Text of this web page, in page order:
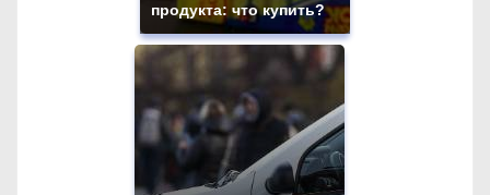
продукта: что купить?